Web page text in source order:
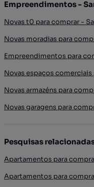
Empreendimentos -
Novas t0 para comprar -
Novas moradias para
Empreendimentos para
Novas espaços
Novas armazéns para
Novas garagens para
Pesquisas
Apartamentos para
Apartamentos para